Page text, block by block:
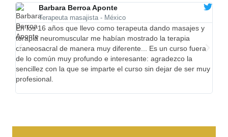
Barbara Berroa Aponte
Terapeuta masajista - México
En los 16 años que llevo como terapeuta dando masajes y
terapia neuromuscular me habían mostrado la terapia
craneosacral de manera muy diferente... Es un curso fuera
de lo común muy profundo e interesante: agradezco la
sencillez con la que se imparte el curso sin dejar de ser muy
profesional.